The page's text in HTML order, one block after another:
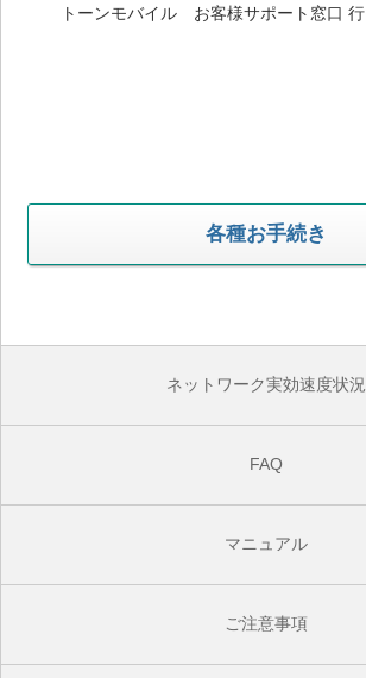
トーンモバイル お客様サポート窓口 行
各種お手続き
ネットワーク実効速度状況
FAQ
マニュアル
ご注意事項